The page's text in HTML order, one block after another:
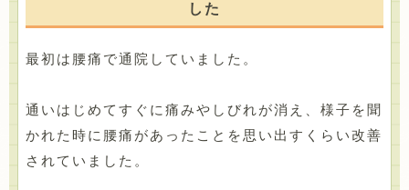
した
最初は腰痛で通院していました。
通いはじめてすぐに痛みやしびれが消え、様子を聞
かれた時に腰痛があったことを思い出すくらい改善
されていました。